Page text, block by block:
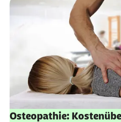
Osteopathie: